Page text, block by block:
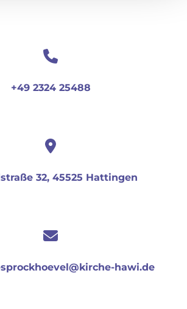
+49 2324 25488
32, 45525 Hattingen
hawi.de